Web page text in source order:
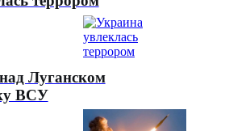
Луганском
ВСУ